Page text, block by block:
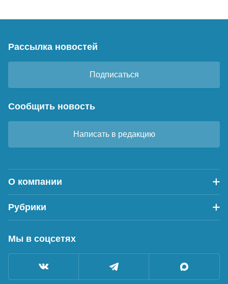
Рассылка новостей
Подписаться
Сообщить новость
Написать в редакцию
О компании
Рубрики
Мы в соцсетях